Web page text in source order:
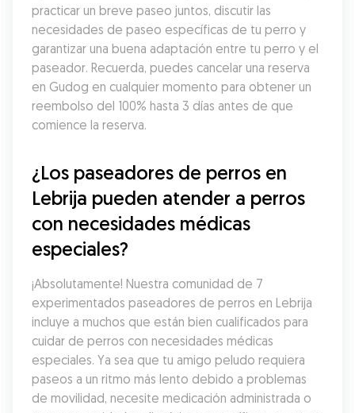
practicar un breve paseo juntos, discutir las
necesidades de paseo específicas de tu perro y
garantizar una buena adaptación entre tu perro y el
paseador. Recuerda, puedes cancelar una reserva
en Gudog en cualquier momento para obtener un
reembolso del 100% hasta 3 días antes de que
comience la reserva.
¿Los paseadores de perros en
Lebrija pueden atender a perros
con necesidades médicas
especiales?
¡Absolutamente! Nuestra comunidad de 7
experimentados paseadores de perros en Lebrija
incluye a muchos que están bien cualificados para
cuidar de perros con necesidades médicas
especiales. Ya sea que tu amigo peludo requiera
paseos a un ritmo más lento debido a problemas
de movilidad, necesite medicación administrada o